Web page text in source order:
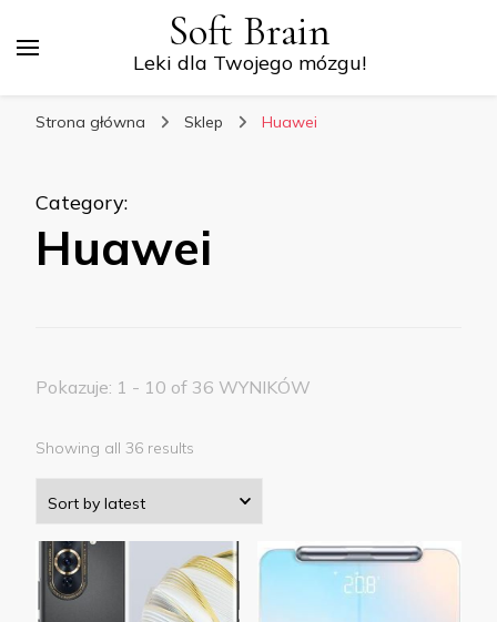
Soft Brain
Leki dla Twojego mózgu!
Strona główna Sklep Huawei
Category:
Huawei
Pokazuje: 1 - 10 of 36 WYNIKÓW
Showing all 36 results